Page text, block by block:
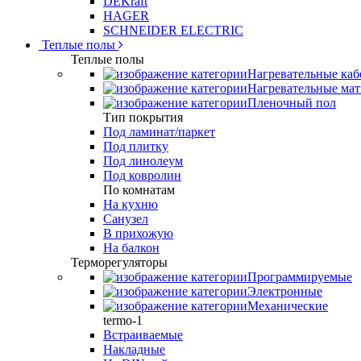
HAGER
SCHNEIDER ELECTRIC
Теплые полы
Теплые полы
Нагревательные
Нагревательные
Пленочный пол
Тип покрытия
Под ламинат/паркет
Под плитку
Под линолеум
Под ковролин
По комнатам
На кухню
Санузел
В прихожую
На балкон
Терморегуляторы
Программируемые
Электронные
Механические
termo-1
Встраиваемые
Накладные